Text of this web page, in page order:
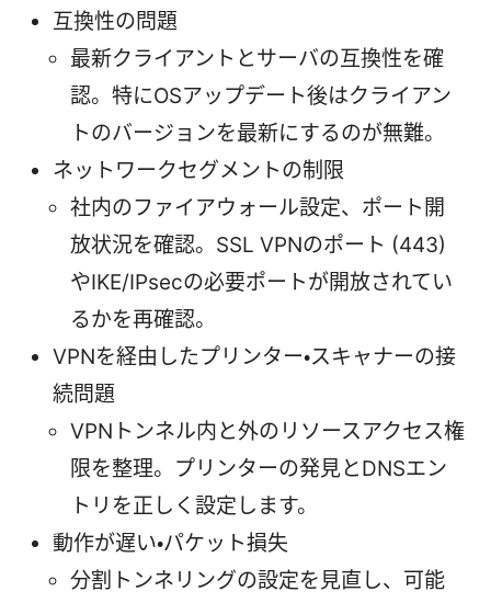
互換性の問題
最新クライアントとサーバの互換性を確
認。特にOSアップデート後はクライアン
トのバージョンを最新にするのが無難。
ネットワークセグメントの制限
社内のファイアウォール設定、ポート開
放状況を確認。SSL VPNのポート (443)
やIKE/IPsecの必要ポートが開放されてい
るかを再確認。
VPNを経由したプリンター・スキャナーの接
続問題
VPNトンネル内と外のリソースアクセス権
限を整理。プリンターの発見とDNSエン
トリを正しく設定します。
動作が遅い・パケット損失
分割トンネリングの設定を見直し、可能